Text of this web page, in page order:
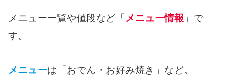
メニュー一覧や値段など「 メニュー情報 」で
す。
メニューは「おでん・お好み焼き」など。